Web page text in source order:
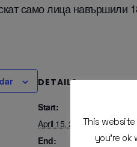
само лица навършили
DETAILS
Start:
April 15, 2024 @ 7:30 pm
End:
This website
you're ok